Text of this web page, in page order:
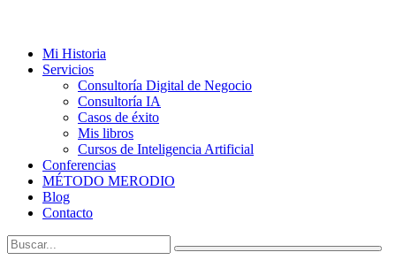
Mi Historia
Servicios
Consultoría Digital de Negocio
Consultoría IA
Casos de éxito
Mis libros
Cursos de Inteligencia Artificial
Conferencias
MÉTODO MERODIO
Blog
Contacto